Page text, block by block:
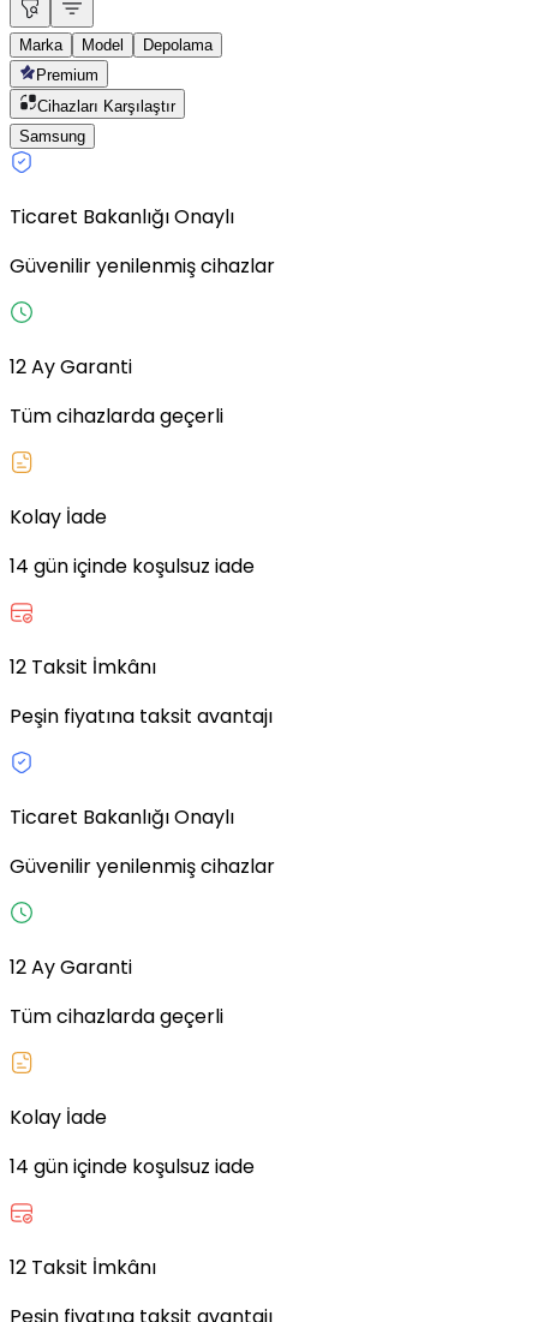
Marka Model
Depolama
Premium
Cihazları Karşılaştır
Samsung
Ticaret Bakanlığı Onaylı
Güvenilir yenilenmiş cihazlar
12 Ay Garanti
Tüm cihazlarda geçerli
Kolay İade
14 gün içinde koşulsuz iade
12 Taksit İmkânı
Peşin fiyatına taksit avantajı
Ticaret Bakanlığı Onaylı
Güvenilir yenilenmiş cihazlar
12 Ay Garanti
Tüm cihazlarda geçerli
Kolay İade
14 gün içinde koşulsuz iade
12 Taksit İmkânı
Peşin fiyatına taksit avantajı